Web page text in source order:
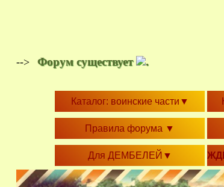
--> Форум существует .
Каталог: воинские части ▼
Правила форума ▼
Для ДЕМБЕЛЕЙ ▼